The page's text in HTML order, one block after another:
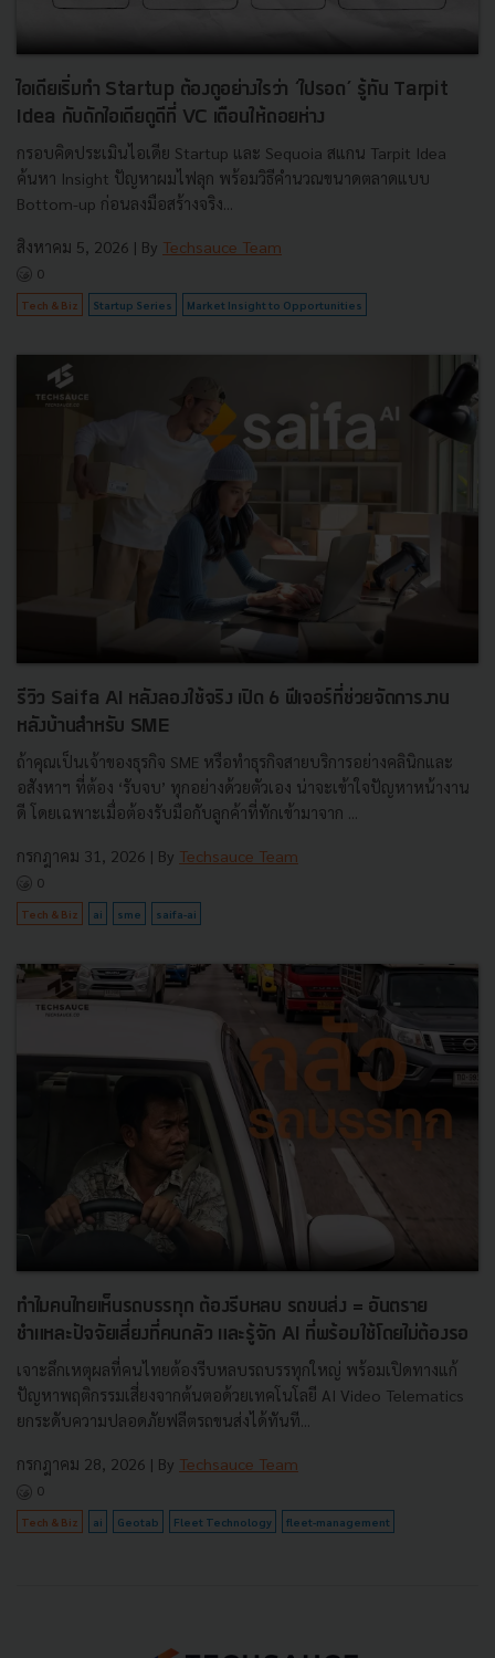
ไอเดียเริ่มทำ Startup ต้องดูอย่างไรว่า ‘ไปรอด’ รู้ทัน Tarpit
Idea กับดักไอเดียดูดีที่ VC เตือนให้ถอยห่าง
กรอบคิดประเมินไอเดีย Startup และ Sequoia สแกน Tarpit Idea
ค้นหา Insight ปัญหาผมไฟลุก พร้อมวิธีคำนวณขนาดตลาดแบบ
Bottom-up ก่อนลงมือสร้างจริง...
สิงหาคม 5, 2026 | By Techsauce Team
0
Tech & Biz Startup Series Market Insight to Opportunities
รีวิว Saifa AI หลังลองใช้จริง เปิด 6 ฟีเจอร์ที่ช่วยจัดการงาน
หลังบ้านสำหรับ SME
ถ้าคุณเป็นเจ้าของธุรกิจ SME หรือทำธุรกิจสายบริการอย่างคลินิกและ
อสังหาฯ ที่ต้อง ‘รับจบ’ ทุกอย่างด้วยตัวเอง น่าจะเข้าใจปัญหาหน้างาน
ดี โดยเฉพาะเมื่อต้องรับมือกับลูกค้าที่ทักเข้ามาจาก ...
กรกฎาคม 31, 2026 | By Techsauce Team
0
Tech & Biz ai sme saifa-ai
ทำไมคนไทยเห็นรถบรรทุก ต้องรีบหลบ รถขนส่ง = อันตราย
ชำแหละปัจจัยเสี่ยงที่คนกลัว และรู้จัก AI ที่พร้อมใช้โดยไม่ต้องรอ
เจาะลึกเหตุผลที่คนไทยต้องรีบหลบรถบรรทุกใหญ่ พร้อมเปิดทางแก้
ปัญหาพฤติกรรมเสี่ยงจากต้นตอด้วยเทคโนโลยี AI Video Telematics
ยกระดับความปลอดภัยฟลีตรถขนส่งได้ทันที...
กรกฎาคม 28, 2026 | By Techsauce Team
0
Tech & Biz ai Geotab Fleet Technology fleet-management